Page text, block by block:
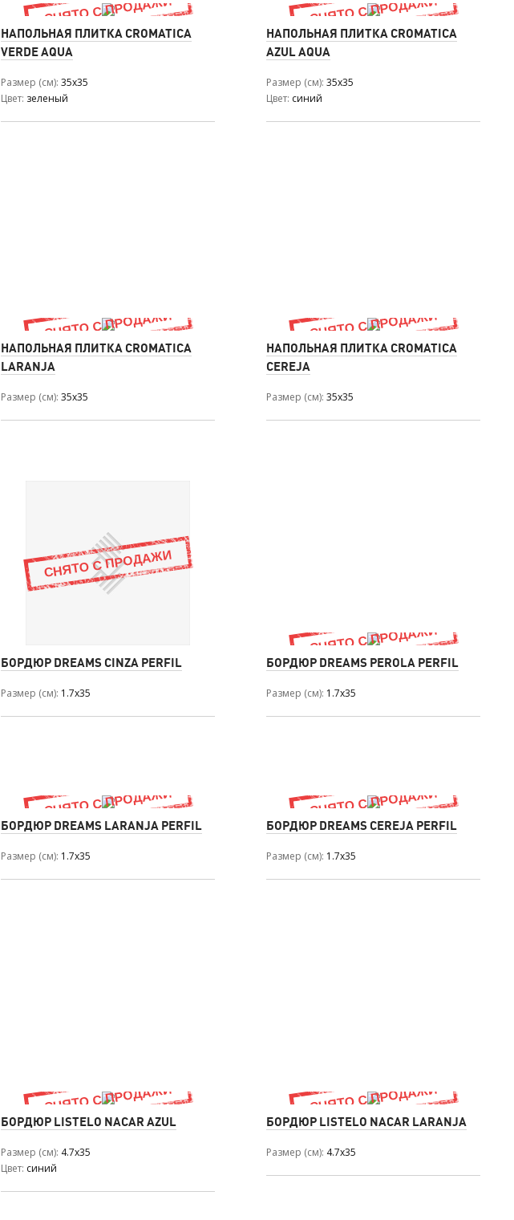
НАПОЛЬНАЯ ПЛИТКА CROMATICA
VERDE AQUA
Размер (см) 35x35
Цвет зеленый
НАПОЛЬНАЯ ПЛИТКА CROMATICA
AZUL AQUA
Размер (см) 35x35
Цвет синий
НАПОЛЬНАЯ ПЛИТКА CROMATICA
LARANJA
Размер (см) 35x35
НАПОЛЬНАЯ ПЛИТКА CROMATICA
CEREJA
Размер (см) 35x35
БОРДЮР DREAMS CINZA PERFIL
Размер (см) 1.7x35
БОРДЮР DREAMS PEROLA PERFIL
Размер (см) 1.7x35
БОРДЮР DREAMS LARANJA PERFIL
Размер (см) 1.7x35
БОРДЮР DREAMS CEREJA PERFIL
Размер (см) 1.7x35
БОРДЮР LISTELO NACAR AZUL
Размер (см) 4.7x35
Цвет синий
БОРДЮР LISTELO NACAR LARANJA
Размер (см) 4.7x35